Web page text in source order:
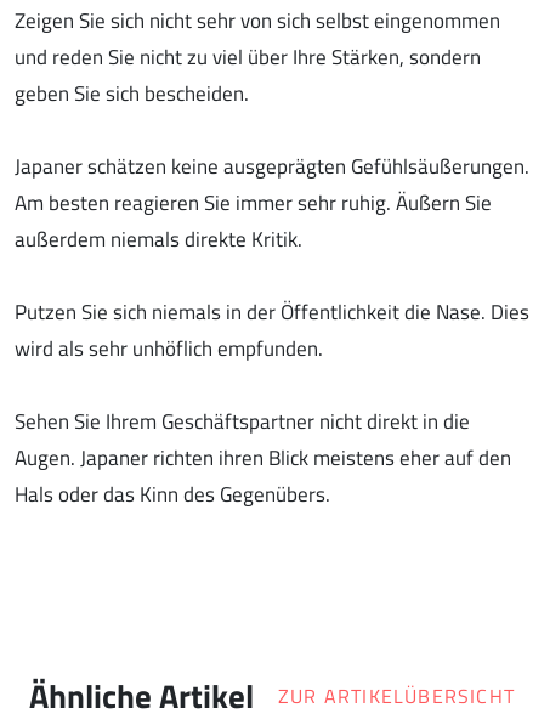
Zeigen Sie sich nicht sehr von sich selbst eingenommen
und reden Sie nicht zu viel über Ihre Stärken, sondern
geben Sie sich bescheiden.
Japaner schätzen keine ausgeprägten Gefühlsäußerungen.
Am besten reagieren Sie immer sehr ruhig. Äußern Sie
außerdem niemals direkte Kritik.
Putzen Sie sich niemals in der Öffentlichkeit die Nase. Dies
wird als sehr unhöflich empfunden.
Sehen Sie Ihrem Geschäftspartner nicht direkt in die
Augen. Japaner richten ihren Blick meistens eher auf den
Hals oder das Kinn des Gegenübers.
Ähnliche Artikel ZUR ARTIKELÜBERSICHT